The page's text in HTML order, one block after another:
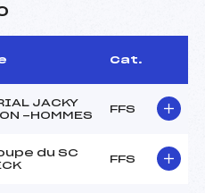
Cat.
JACKY
-HOMMES
FFS
du SC
FFS